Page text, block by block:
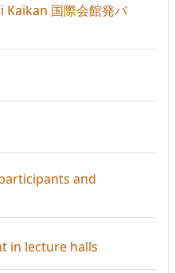
国際会館発バ
and
in lecture halls